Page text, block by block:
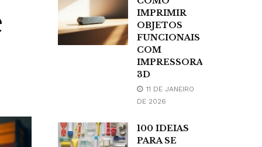
IMPRIMIR
OBJETOS
FUNCIONAIS
COM
IMPRESSORA
3D
11 DE JANEIRO
DE 2026
100 IDEIAS
PARA SE